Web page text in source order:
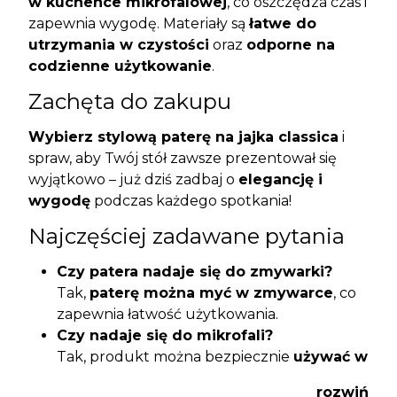
zapewnia wygodę. Materiały sąłatwe do
utrzymania w czystości oraz odporne na
codzienne użytkowanie.
Zachęta do zakupu
Wybierz stylową paterę na jajka classica i
spraw, aby Twój stół zawsze prezentował się
wyjątkowo – już dziś zadbaj o elegancję i
wygodę podczas każdego spotkania!
Najczęściej zadawane pytania
Czy patera nadaje się do zmywarki?
Tak, paterę można myć w zmywarce, co
zapewnia łatwość użytkowania.
Czy nadaje się do mikrofali?
Tak, produkt można bezpiecznie używać w
rozwiń